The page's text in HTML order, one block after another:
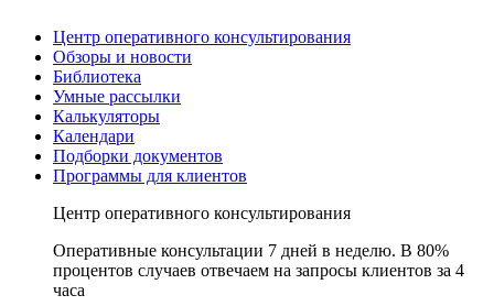
Центр оперативного консультирования
Обзоры и новости
Библиотека
Умные рассылки
Калькуляторы
Календари
Подборки документов
Программы для клиентов
Центр оперативного консультирования
Оперативные консультации 7 дней в неделю. В 80%
процентов случаев отвечаем на запросы клиентов за 4
часа